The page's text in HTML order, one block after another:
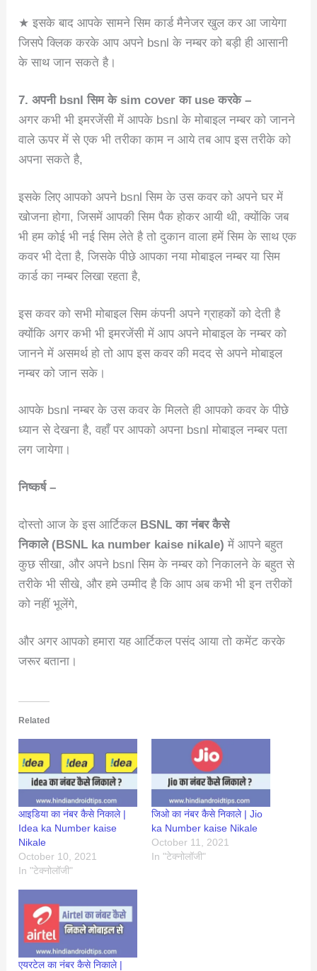
★ इसके बाद आपके सामने सिम कार्ड मैनेजर खुल कर आ जायेगा
जिसपे क्लिक करके आप अपने bsnl के नम्बर को बड़ी ही आसानी
के साथ जान सकते है।
7. अपनी bsnl सिम के sim cover का use करके –
अगर कभी भी इमरजेंसी में आपके bsnl के मोबाइल नम्बर को जानने
वाले ऊपर में से एक भी तरीका काम न आये तब आप इस तरीके को
अपना सकते है,
इसके लिए आपको अपने bsnl सिम के उस कवर को अपने घर में
खोजना होगा, जिसमें आपकी सिम पैक होकर आयी थी, क्योंकि जब
भी हम कोई भी नई सिम लेते है तो दुकान वाला हमें सिम के साथ एक
कवर भी देता है, जिसके पीछे आपका नया मोबाइल नम्बर या सिम
कार्ड का नम्बर लिखा रहता है,
इस कवर को सभी मोबाइल सिम कंपनी अपने ग्राहकों को देती है
क्योंकि अगर कभी भी इमरजेंसी में आप अपने मोबाइल के नम्बर को
जानने में असमर्थ हो तो आप इस कवर की मदद से अपने मोबाइल
नम्बर को जान सके।
आपके bsnl नम्बर के उस कवर के मिलते ही आपको कवर के पीछे
ध्यान से देखना है, वहाँ पर आपको अपना bsnl मोबाइल नम्बर पता
लग जायेगा।
निष्कर्ष–
दोस्तो आज के इस आर्टिकल BSNL का नंबर कैसे
निकाले (BSNL ka number kaise nikale) में आपने बहुत
कुछ सीखा, और अपने bsnl सिम के नम्बर को निकालने के बहुत से
तरीके भी सीखे, और हमे उम्मीद है कि आप अब कभी भी इन तरीकों
को नहीं भूलेंगे,
और अगर आपको हमारा यह आर्टिकल पसंद आया तो कमेंट करके
जरूर बताना।
Related
आइडिया का नंबर कैसे निकाले |
Idea ka Number kaise
Nikale
October 10, 2021
In "टेक्नोलॉजी"
जिओ का नंबर कैसे निकाले | Jio
ka Number kaise Nikale
October 11, 2021
In "टेक्नोलॉजी"
एयरटेल का नंबर कैसे निकाले |